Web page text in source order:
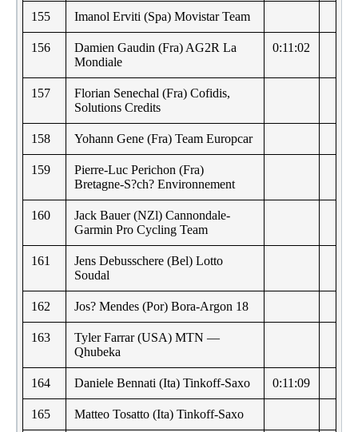
155 Imanol Erviti (Spa) Movistar Team
156
Damien Gaudin (Fra) AG2R La
Mondiale
0:11:02
157
Florian Senechal (Fra) Cofidis,
Solutions Credits
158 Yohann Gene (Fra) Team Europcar
159
Pierre-Luc Perichon (Fra)
Bretagne-S?ch? Environnement
160
Jack Bauer (NZl) Cannondale-
Garmin Pro Cycling Team
161
Jens Debusschere (Bel) Lotto
Soudal
162 Jos? Mendes (Por) Bora-Argon 18
163
Tyler Farrar (USA) MTN —
Qhubeka
164 Daniele Bennati (Ita) Tinkoff-Saxo 0:11:09
165 Matteo Tosatto (Ita) Tinkoff-Saxo